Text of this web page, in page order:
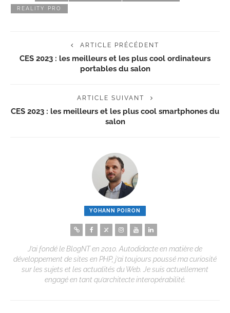
REALITY PRO
ARTICLE PRÉCÉDENT
CES 2023 : les meilleurs et les plus cool ordinateurs
portables du salon
ARTICLE SUIVANT
CES 2023 : les meilleurs et les plus cool smartphones du
salon
YOHANN POIRON
J’ai fondé le BlogNT en 2010. Autodidacte en matière de
développement de sites en PHP, j’ai toujours poussé ma curiosité
sur les sujets et les actualités du Web. Je suis actuellement
engagé en tant qu’architecte interopérabilité.